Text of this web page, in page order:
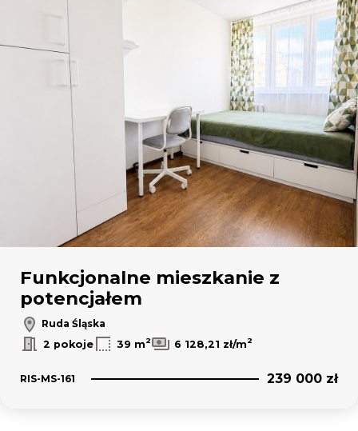
Funkcjonalne mieszkanie z
potencjałem
Ruda Śląska
2 pokoje
39 m2 6 128,21 zł/m2
RIS-MS-161 239 000 zł